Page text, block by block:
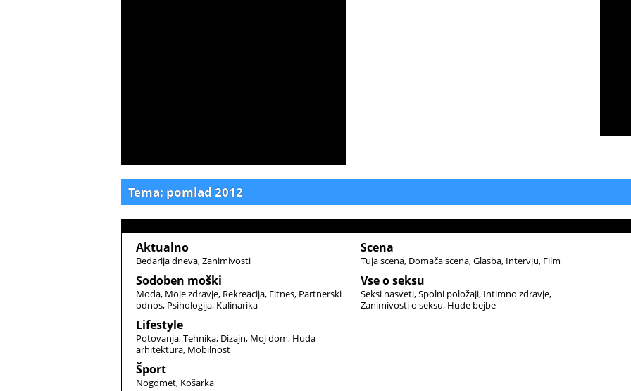
Tema: pomlad 2012
Aktualno
Bedarija dneva Zanimivosti
Sodoben moški
Moda Moje zdravje Rekreacija Fitnes Partnerski
odnos Psihologija Kulinarika
Lifestyle
Potovanja Tehnika Dizajn Moj dom Huda
arhitektura Mobilnost
Šport
Nogomet Košarka
Scena
Tuja scena Domača scena Glasba Intervju Film
Vse o seksu
Seksi nasveti Spolni položaji Intimno zdravje
Zanimivosti o seksu Hude bejbe